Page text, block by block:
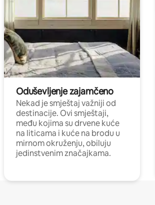
Oduševljenje zajamčeno
Nekad je smještaj važniji od
destinacije. Ovi smještaji,
među kojima su drvene kuće
na liticama i kuće na brodu u
mirnom okruženju, obiluju
jedinstvenim značajkama.